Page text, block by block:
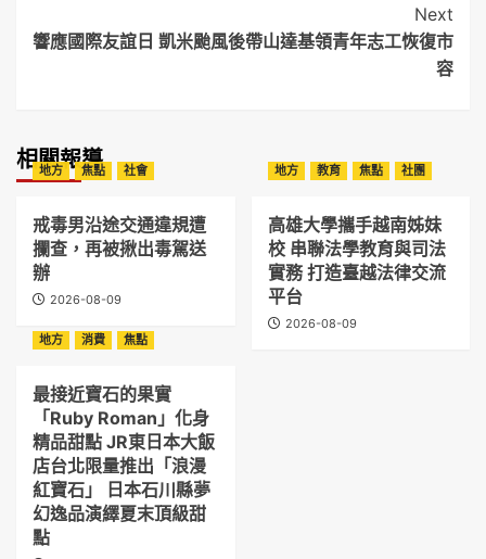
Next
響應國際友誼日 凱米颱風後帶山達基領青年志工恢復市
容
相關報導
地方 焦點 社會
戒毒男沿途交通違規遭
攔查，再被揪出毒駕送
辦
2026-08-09
地方 教育 焦點 社團
高雄大學攜手越南姊妹
校 串聯法學教育與司法
實務 打造臺越法律交流
平台
2026-08-09
地方
消費 焦點
最接近寶石的果實
「Ruby Roman」化身
精品甜點 JR東日本大飯
店台北限量推出「浪漫
紅寶石」 日本石川縣夢
幻逸品演繹夏末頂級甜
點